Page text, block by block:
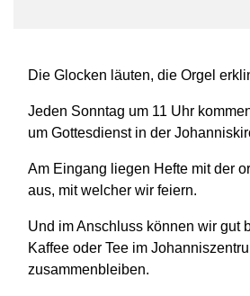
Die Glocken läuten, die Orgel
Jeden Sonntag um 11 Uhr
um Gottesdienst in der
Am Eingang liegen Hefte mit der
aus, mit welcher wir feiern.
Und im Anschluss können wir gut
Kaffee oder Tee im
zusammenbleiben.